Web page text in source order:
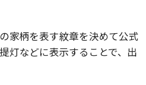
家柄を表す紋章を決めて公式
灯などに表示することで、出